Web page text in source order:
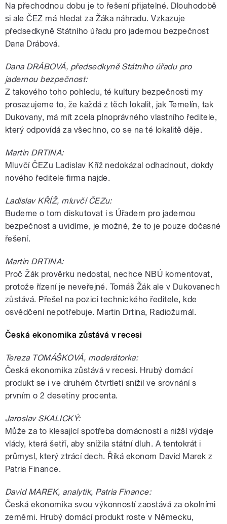
Na přechodnou dobu je to řešení přijatelné. Dlouhodobě
si ale ČEZ má hledat za Žáka náhradu. Vzkazuje
předsedkyně Státního úřadu pro jadernou bezpečnost
Dana Drábová.
Dana DRÁBOVÁ, předsedkyně Státního úřadu pro
jadernou bezpečnost:
Z takového toho pohledu, té kultury bezpečnosti my
prosazujeme to, že každá z těch lokalit, jak Temelín, tak
Dukovany, má mít zcela plnoprávného vlastního ředitele,
který odpovídá za všechno, co se na té lokalitě děje.
Martin DRTINA:
Mluvčí ČEZu Ladislav Kříž nedokázal odhadnout, dokdy
nového ředitele firma najde.
Ladislav KŘÍŽ, mluvčí ČEZu:
Budeme o tom diskutovat i s Úřadem pro jadernou
bezpečnost a uvidíme, je možné, že to je pouze dočasné
řešení.
Martin DRTINA:
Proč Žák prověrku nedostal, nechce NBÚ komentovat,
protože řízení je neveřejné. Tomáš Žák ale v Dukovanech
zůstává. Přešel na pozici technického ředitele, kde
osvědčení nepotřebuje. Martin Drtina, Radiožurnál.
Česká ekonomika zůstává v recesi
Tereza TOMÁŠKOVÁ, moderátorka:
Česká ekonomika zůstává v recesi. Hrubý domácí
produkt se i ve druhém čtvrtletí snížil ve srovnání s
prvním o 2 desetiny procenta.
Jaroslav SKALICKÝ:
Může za to klesající spotřeba domácností a nižší výdaje
vlády, která šetří, aby snížila státní dluh. A tentokrát i
průmysl, který ztrácí dech. Říká ekonom David Marek z
Patria Finance.
David MAREK, analytik, Patria Finance:
Česká ekonomika svou výkonností zaostává za okolními
zeměmi. Hrubý domácí produkt roste v Německu,